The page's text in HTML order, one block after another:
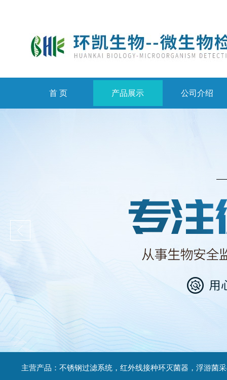
首 页 产品展示 公司介绍